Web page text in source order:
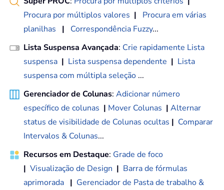
Procura por múltiplos valores |
Procura em várias
planilhas
| Correspondência Fuzzy...
Lista Suspensa Avançada: Crie rapidamente Lista
suspensa | Lista suspensa dependente | Lista
suspensa com múltipla seleção ...
Gerenciador de Colunas: Adicionar número
específico de colunas | Mover Colunas | Alternar
status de visibilidade de Colunas ocultas | Comparar
Intervalos & Colunas...
Recursos em Destaque: Grade de foco
| Visualização de Design | Barra de fórmulas
aprimorada | Gerenciador de Pasta de trabalho &